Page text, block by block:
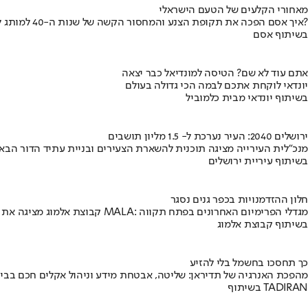
מאחורי הקלעים של הטעם הישראלי
איך אסם הפכה את תקופת הצנע והמחסור הקשה של שנות ה-40 למותג לאומי?
בשיתוף אסם
אתם עוד לא שם? הטיסה למונדיאל כבר יצאה
יונדאי לוקחת אתכם לבמה הכי גדולה בעולם
בשיתוף יונדאי מבית כלמוביל
ירושלים 2040: העיר נערכת ל- 1.5 מליון תושבים
מנכ"לית העירייה מציגה תוכנית להשארת הצעירים ובניית עתיד הדור
בשיתוף עיריית ירושלים
חלון ההזדמנויות בכפר גנים נסגר
קבוצת אלמוג מציגה את פרויקט MALA: מגדלי הפרימיום האחרונים בפתח תקווה
בשיתוף קבוצת אלמוג
כך תחסכו בחשמל בלי להזיע
מהפכת האנרגיה של תדיראן: שליטה, אבטחת מידע וניהול אקלים חכם
בשיתוף TADIRAN